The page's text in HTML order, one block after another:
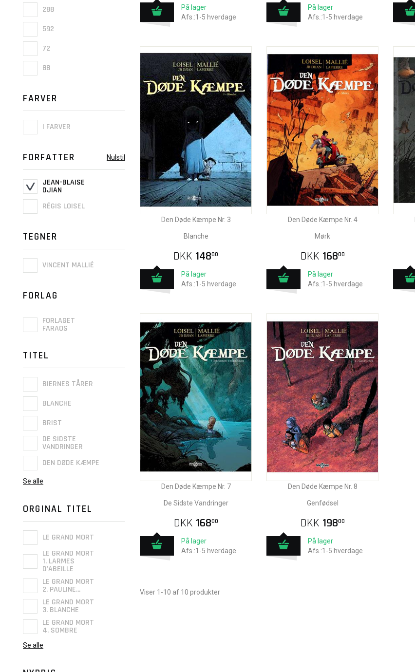
288
592
72
88
FARVER
I FARVER
FORFATTER Nulstil
JEAN-BLAISE
DJIAN
RÉGIS LOISEL
TEGNER
VINCENT MALLIÉ
FORLAG
FORLAGET
FARAOS
TITEL
BIERNES TÅRER
BLANCHE
BRIST
DE SIDSTE
VANDRINGER
DEN DØDE KÆMPE
Se alle
ORGINAL TITEL
LE GRAND MORT
LE GRAND MORT
1. LARMES
D'ABEILLE
LE GRAND MORT
2. PAULINE...
LE GRAND MORT
3. BLANCHE
LE GRAND MORT
4. SOMBRE
Se alle
På lager
Afs.:1-5 hverdage
På lager
Afs.:1-5 hverdage
Den Døde Kæmpe Nr. 3
Blanche
DKK 14800
På lager
Afs.:1-5 hverdage
Den Døde Kæmpe Nr. 4
Mørk
DKK 16800
På lager
Afs.:1-5 hverdage
Den Døde Kæmpe Nr. 7
De Sidste Vandringer
DKK 16800
På lager
Afs.:1-5 hverdage
Den Døde Kæmpe Nr. 8
Genfødsel
DKK 19800
På lager
Afs.:1-5 hverdage
Viser 1-10 af 10 produkter